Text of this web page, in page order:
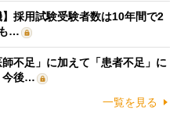
】採用試験受験者数は10年間で2
…
師不足」に加えて「患者不足」に
今後…
一覧を見る